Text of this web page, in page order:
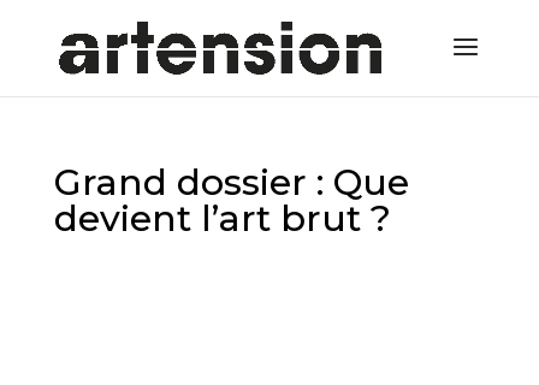
Grand dossier : Que
devient l’art brut ?